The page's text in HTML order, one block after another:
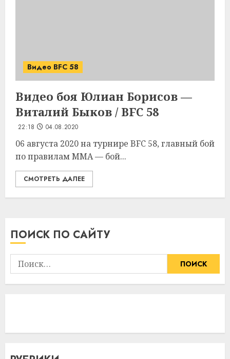
Видео BFC 58
Видео боя Юлиан Борисов —
Виталий Быков / BFC 58
22:18 04.08.2020
06 августа 2020 на турнире BFC 58, главный бой
по правилам MMA — бой...
СМОТРЕТЬ ДАЛЕЕ
ПОИСК ПО САЙТУ
Найти: